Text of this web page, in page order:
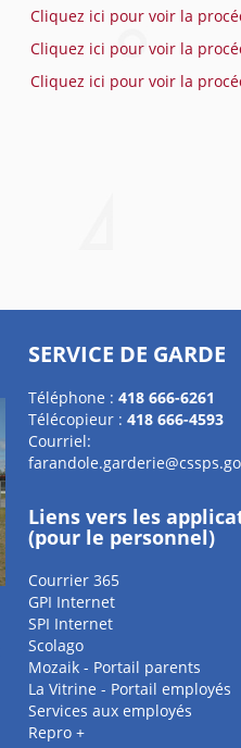
Cliquez ici pour voir la
Cliquez ici pour voir la
Cliquez ici pour voir la
SERVICE DE GARDE
Téléphone : 418 666-6261
Télécopieur : 418 666-4593
Courriel:
Liens vers les
(pour le personnel)
Courrier 365
GPI Internet
SPI Internet
Scolago
Mozaik - Portail parents
La Vitrine - Portail employés
Services aux employés
Repro +